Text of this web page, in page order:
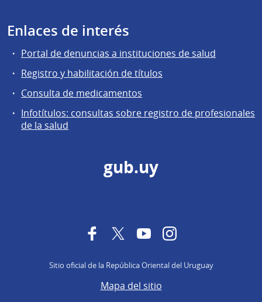
Enlaces de interés
Portal de denuncias a instituciones de salud
Registro y habilitación de títulos
Consulta de medicamentos
Infotítulos: consultas sobre registro de profesionales
de la salud
gub.uy
FacebookTwitterYouTubeInstagram
Sitio oficial de la República Oriental del Uruguay
Mapa del sitio